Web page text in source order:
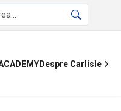
Despre Carlisle